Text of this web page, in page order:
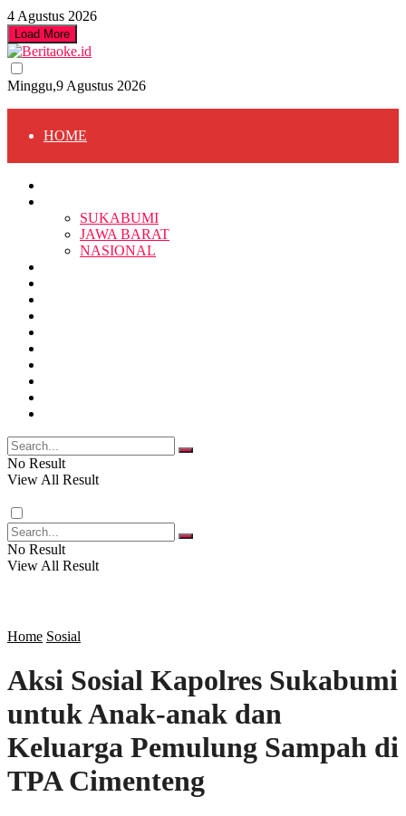
4 Agustus 2026
Load More
Minggu,9 Agustus 2026
HOME
SUKABUMI
PENDIDIKAN
SOSOK
POLITIK
OPINI
SUKABUMI
JAWA BARAT
NASIONAL
No Result
View All Result
No Result
View All Result
Home Sosial
Aksi Sosial Kapolres Sukabumi
untuk Anak-anak dan
Keluarga Pemulung Sampah di
TPA Cimenteng